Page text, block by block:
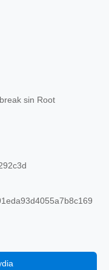
sin Root